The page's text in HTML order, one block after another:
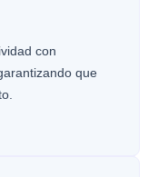
con
que